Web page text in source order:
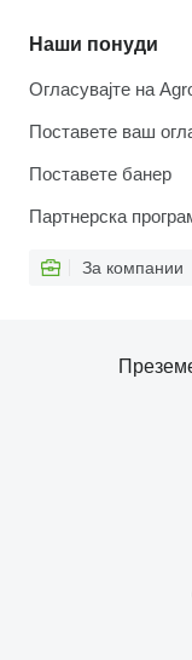
Наши понуди
Огласувајте на
Поставете ваш
Поставете банер
Партнерска
За компании